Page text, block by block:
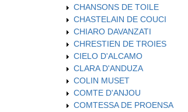
CHANSONS DE TOILE
CHASTELAIN DE COUCI
CHIARO DAVANZATI
CHRESTIEN DE TROIES
CIELO D'ALCAMO
CLARA D'ANDUZA
COLIN MUSET
COMTE D'ANJOU
COMTESSA DE PROENSA